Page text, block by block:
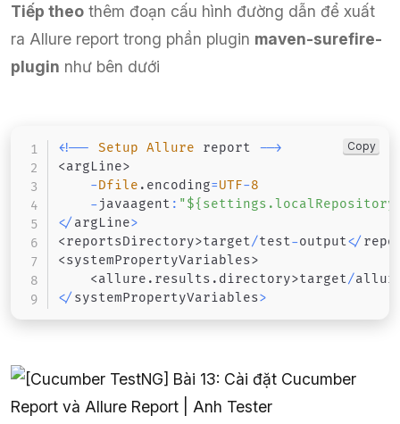
Tiếp theo thêm đoạn cấu hình đường dẫn để xuất
ra Allure report trong phần plugin maven-surefire-
plugin như bên dưới
<!-- Setup Allure report -->
<argLine>
-Dfile . encoding=UTF-8
-javaagent :
</ argLine>
<reportsDirectory>target/test-output</
<systemPropertyVariables>
<allure . results . directory>target/
</ systemPropertyVariables>
Copy